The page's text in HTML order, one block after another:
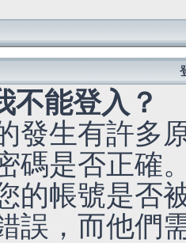
不能登入？
發生有許多
碼是否正確
的帳號是否
誤，而他們